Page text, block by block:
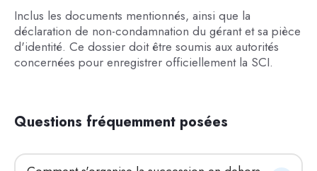
Inclus les documents mentionnés, ainsi que la
déclaration de non-condamnation du gérant et sa pièce
d'identité. Ce dossier doit être soumis aux autorités
concernées pour enregistrer officiellement la SCI.
Questions fréquemment posées